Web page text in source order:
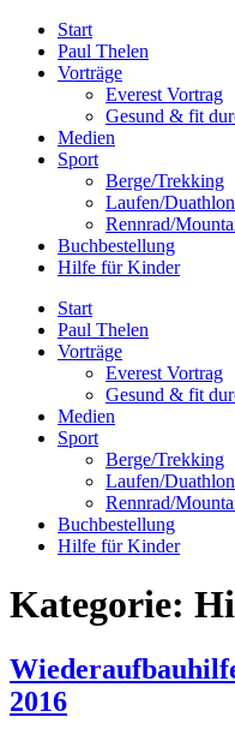
Zum
Inhalt
springen
Start
Paul Thelen
Vorträge
Everest Vortrag
Gesund & fit
Medien
Sport
Berge/Trekking
Laufen/Duathlon
Rennrad/
Buchbestellung
Hilfe für Kinder
Start
Paul Thelen
Vorträge
Everest Vortrag
Gesund & fit
Medien
Sport
Berge/Trekking
Laufen/Duathlon
Rennrad/
Buchbestellung
Hilfe für Kinder
Kategorie:
2016